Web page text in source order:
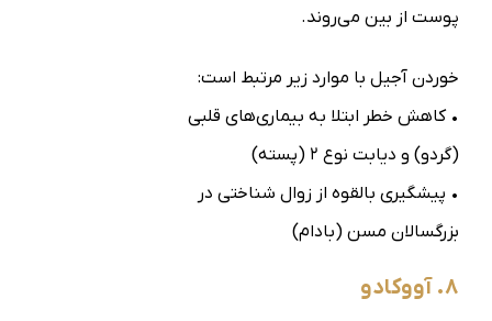
پوست از بین می‌روند.
خوردن آجیل با موارد زیر مرتبط است:
• کاهش خطر ابتلا به بیماری‌های قلبی
(گردو) و دیابت نوع ۲ (پسته)
• پیشگیری بالقوه از زوال شناختی در
بزرگسالان مسن (بادام)
۸. آووکادو